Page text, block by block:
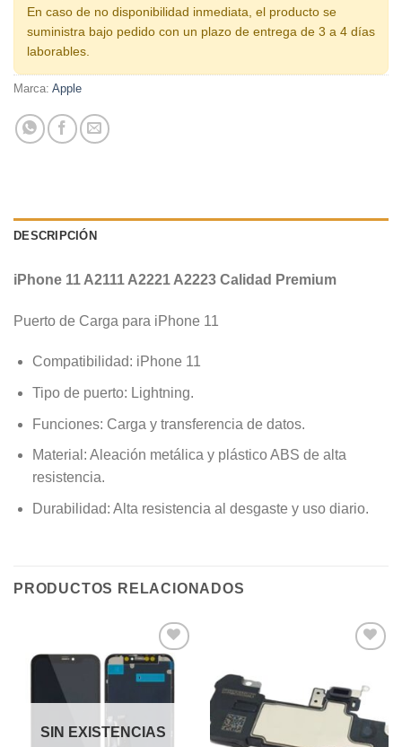
En caso de no disponibilidad inmediata, el producto se
suministra bajo pedido con un plazo de entrega de 3 a 4 días
laborables.
Marca: Apple
DESCRIPCIÓN
iPhone 11 A2111 A2221 A2223 Calidad Premium
Puerto de Carga para iPhone 11
Compatibilidad: iPhone 11
Tipo de puerto: Lightning.
Funciones: Carga y transferencia de datos.
Material: Aleación metálica y plástico ABS de alta
resistencia.
Durabilidad: Alta resistencia al desgaste y uso diario.
PRODUCTOS RELACIONADOS
Añadir
a la
lista de
SIN EXISTENCIAS
lista de
deseos